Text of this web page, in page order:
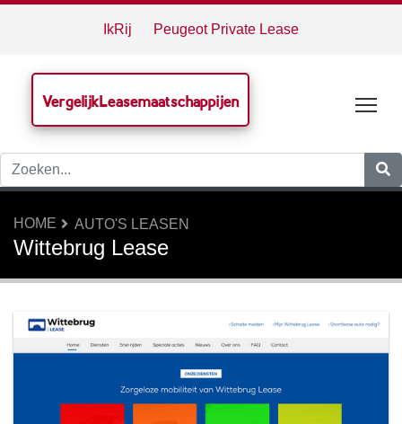
IkRij Peugeot Private Lease
VergelijkLeasemaatschappijen
HOME AUTO'S LEASEN
Wittebrug Lease